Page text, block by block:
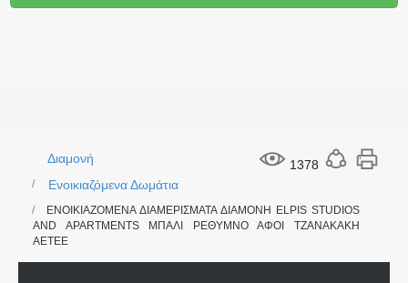
1378
Διαμονή
Ενοικιαζόμενα Δωμάτια
ΕΝΟΙΚΙΑΖΟΜΕΝΑ ΔΙΑΜΕΡΙΣΜΑΤΑ ΔΙΑΜΟΝΗ ELPIS STUDIOS
AND APARTMENTS ΜΠΑΛΙ ΡΕΘΥΜΝΟ ΑΦΟΙ ΤΖΑΝΑΚΑΚΗ
ΑΕΤΕΕ